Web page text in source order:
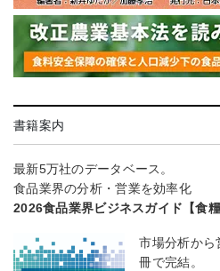
書籍案内
最新5万社のデータベース。
食品業界の分析・営業を効率化
2026食品業界ビジネスガイド【食糧
市場分析から
冊で完結。